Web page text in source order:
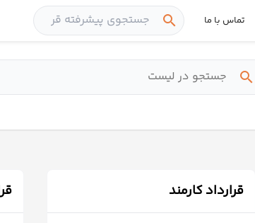
تماس با ما search
search
قرارداد کارمند